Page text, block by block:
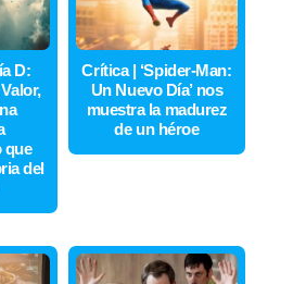
D:
que
del
Crítica | ‘Spider-Man:
Un Nuevo Día’ nos
muestra la madurez
de un héroe